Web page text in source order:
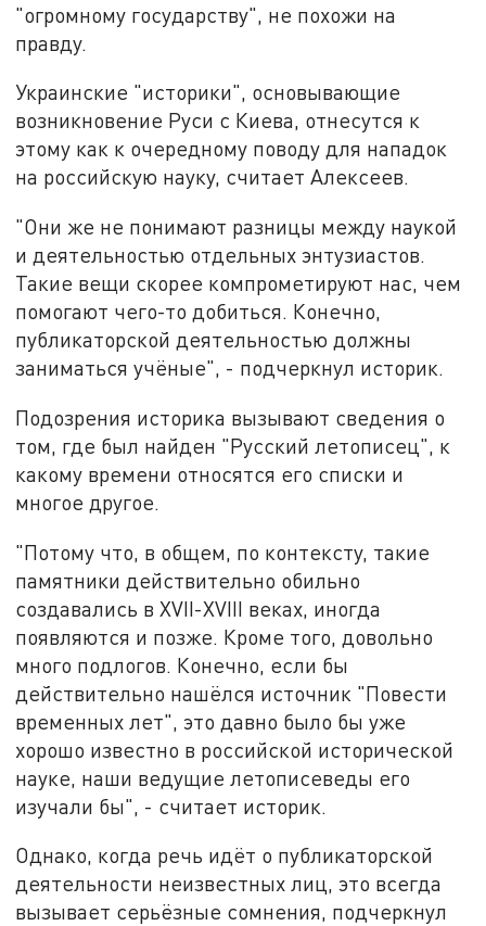
"огромному государству", не похожи на
правду.
Украинские "историки", основывающие
возникновение Руси с Киева, отнесутся к
этому как к очередному поводу для нападок
на российскую науку, считает Алексеев.
"Они же не понимают разницы между наукой
и деятельностью отдельных энтузиастов.
Такие вещи скорее компрометируют нас, чем
помогают чего-то добиться. Конечно,
публикаторской деятельностью должны
заниматься учёные", - подчеркнул историк.
Подозрения историка вызывают сведения о
том, где был найден "Русский летописец", к
какому времени относятся его списки и
многое другое.
"Потому что, в общем, по контексту, такие
памятники действительно обильно
создавались в XVII-XVIII веках, иногда
появляются и позже. Кроме того, довольно
много подлогов. Конечно, если бы
действительно нашёлся источник "Повести
временных лет", это давно было бы уже
хорошо известно в российской исторической
науке, наши ведущие летописеведы его
изучали бы", - считает историк.
Однако, когда речь идёт о публикаторской
деятельности неизвестных лиц, это всегда
вызывает серьёзные сомнения, подчеркнул